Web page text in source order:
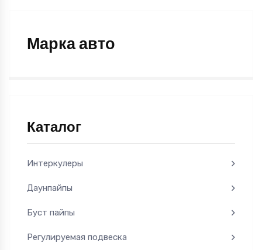
Марка авто
Каталог
Интеркулеры
Даунпайпы
Буст пайпы
Регулируемая подвеска